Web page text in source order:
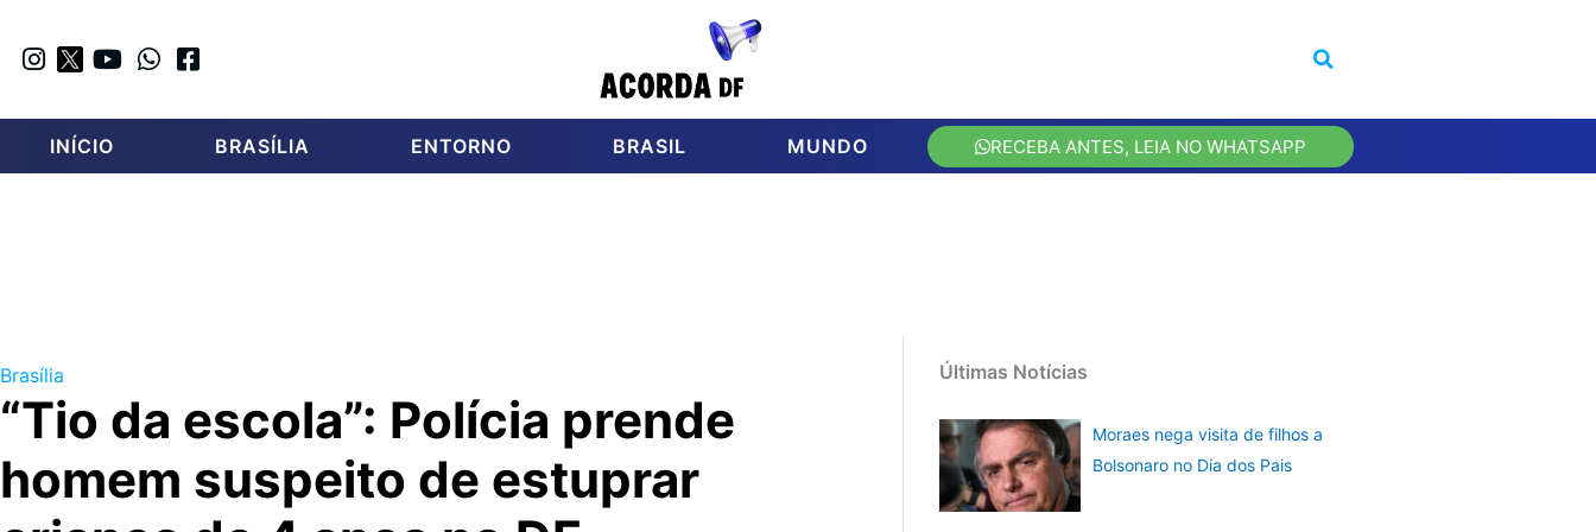
INÍCIO BRASÍLIA ENTORNO BRASIL MUNDO RECEBA ANTES, LEIA NO WHATSAPP
Brasília
“Tio da escola”: Polícia prende
homem suspeito de estuprar
Últimas Notícias
Moraes nega visita de filhos a
Bolsonaro no Dia dos Pais